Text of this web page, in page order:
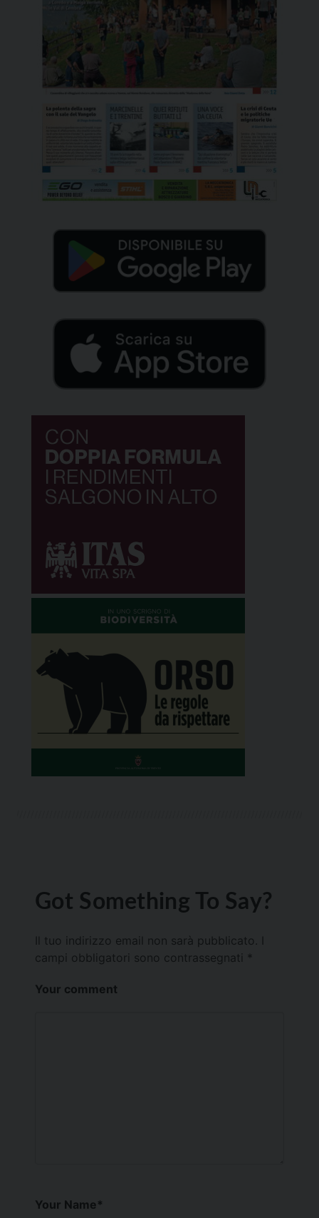
Got Something To Say?
Il tuo indirizzo email non sarà pubblicato.
campi obbligatori sono contrassegnati *
Your comment
Your Name*